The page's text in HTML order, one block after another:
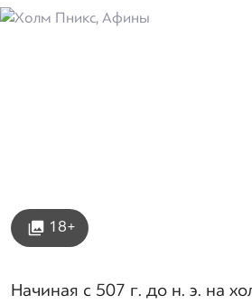
18+
Начиная с 507 г. до н. э. на